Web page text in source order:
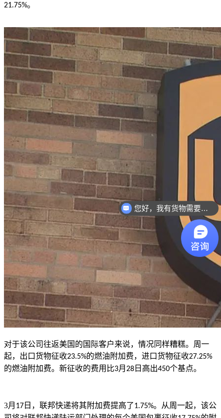
21.75%。
对于该公司往返美国的国际客户来说，情况同样糟糕。周一
起，出口货物征收23.5%的燃油附加费，进口货物征收27.25%
的燃油附加费。新征收的费用比3月 28 日高出450个基点。
3月 17 日，联邦快递将其附加费提高了1.75%。从周一起，该公
您好，我有货物需要你们的产品。